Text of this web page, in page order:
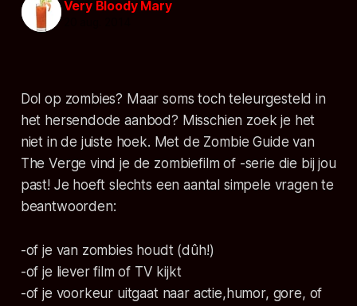
Very Bloody Mary
Dol op zombies? Maar soms toch teleurgesteld in
het hersendode aanbod? Misschien zoek je het
niet in de juiste hoek. Met de Zombie Guide van
The Verge vind je de zombiefilm of -serie die bij jou
past! Je hoeft slechts een aantal simpele vragen te
beantwoorden:
-of je van zombies houdt (dûh!)
-of je liever film of TV kijkt
-of je voorkeur uitgaat naar actie,humor, gore, of